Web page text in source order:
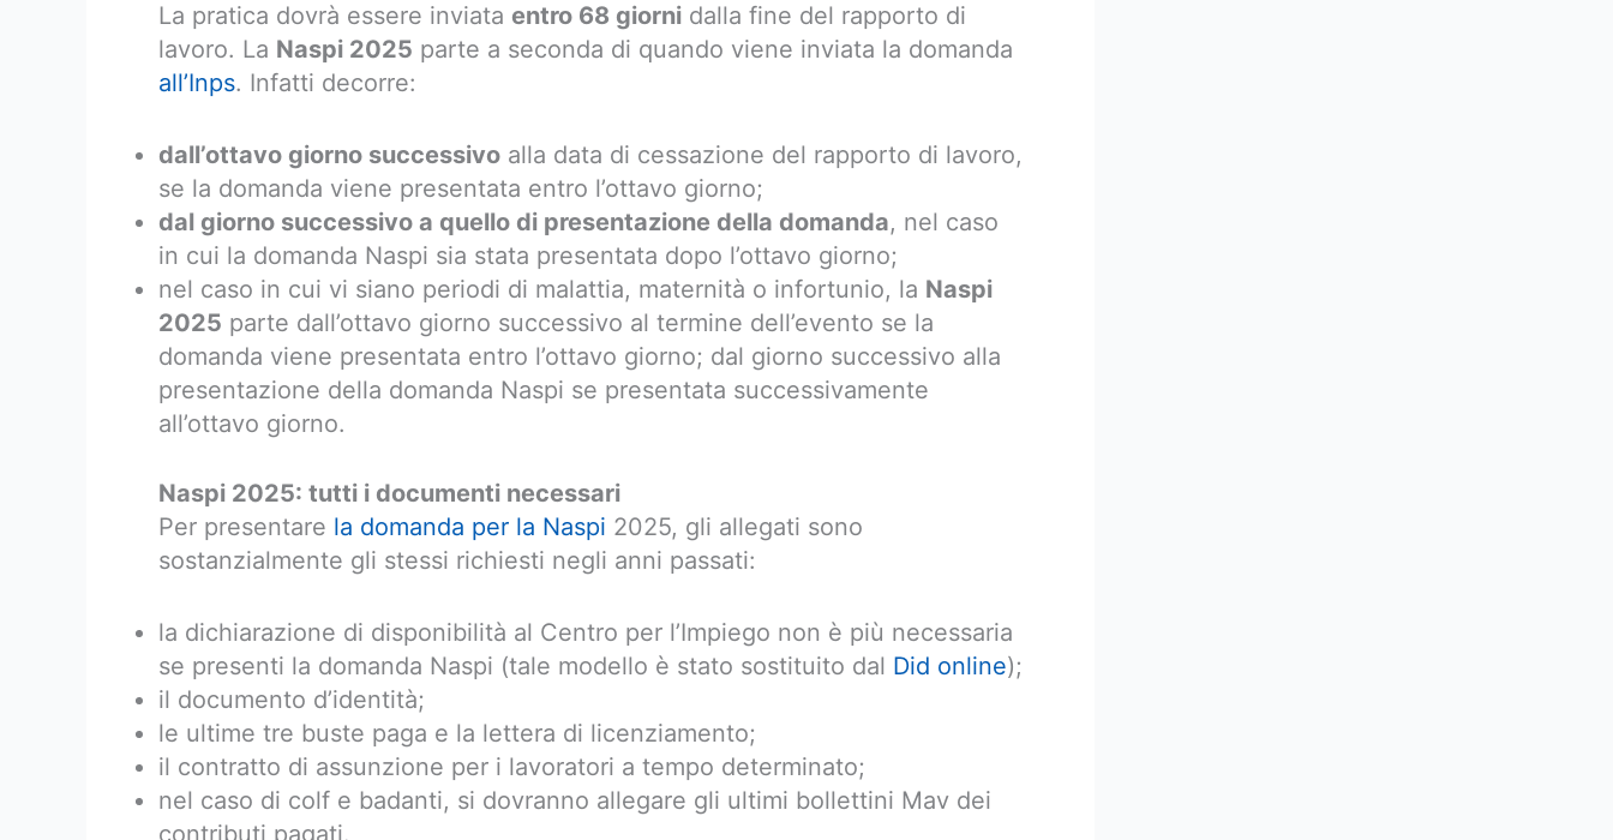
La pratica dovrà essere inviata entro 68 giorni dalla fine del rapporto di
lavoro. La Naspi 2025 parte a seconda di quando viene inviata la domanda
all’Inps. Infatti decorre:
dall’ottavo giorno successivo alla data di cessazione del rapporto di lavoro,
se la domanda viene presentata entro l’ottavo giorno;
dal giorno successivo a quello di presentazione della domanda, nel caso
in cui la domanda Naspi sia stata presentata dopo l’ottavo giorno;
nel caso in cui vi siano periodi di malattia, maternità o infortunio, la Naspi
2025 parte dall’ottavo giorno successivo al termine dell’evento se la
domanda viene presentata entro l’ottavo giorno; dal giorno successivo alla
presentazione della domanda Naspi se presentata successivamente
all’ottavo giorno.
Naspi 2025: tutti i documenti necessari
Per presentare la domanda per la Naspi 2025, gli allegati sono
sostanzialmente gli stessi richiesti negli anni passati:
la dichiarazione di disponibilità al Centro per l’Impiego non è più necessaria
se presenti la domanda Naspi (tale modello è stato sostituito dal Did online);
il documento d’identità;
le ultime tre buste paga e la lettera di licenziamento;
il contratto di assunzione per i lavoratori a tempo determinato;
nel caso di colf e badanti, si dovranno allegare gli ultimi bollettini Mav dei
contributi pagati.